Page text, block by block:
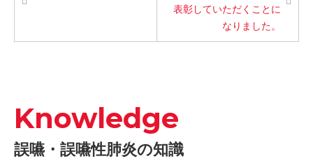
表彰していただくことに
なりました。
Knowledge
誤嚥・誤嚥性肺炎の知識